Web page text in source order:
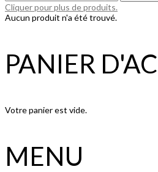
Cliquer pour plus de produits.
Aucun produit n'a été trouvé.
PANIER
Votre panier est vide.
MENU